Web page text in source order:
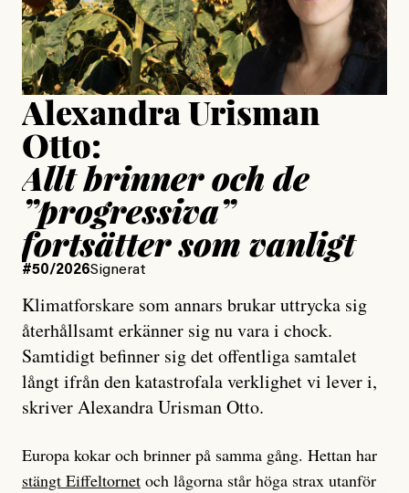
Publicerad15 July, 2026
Uppdaterad15 July, 2026
Alexandra Urisman
Otto:
Allt brinner och de
”progressiva”
fortsätter som vanligt
#50/2026Signerat
Klimatforskare som annars brukar uttrycka sig
återhållsamt erkänner sig nu vara i chock.
Samtidigt befinner sig det offentliga samtalet
långt ifrån den katastrofala verklighet vi lever i,
skriver Alexandra Urisman Otto.
Europa kokar och brinner på samma gång. Hettan har
stängt Eiffeltornet och lågorna står höga strax utanför